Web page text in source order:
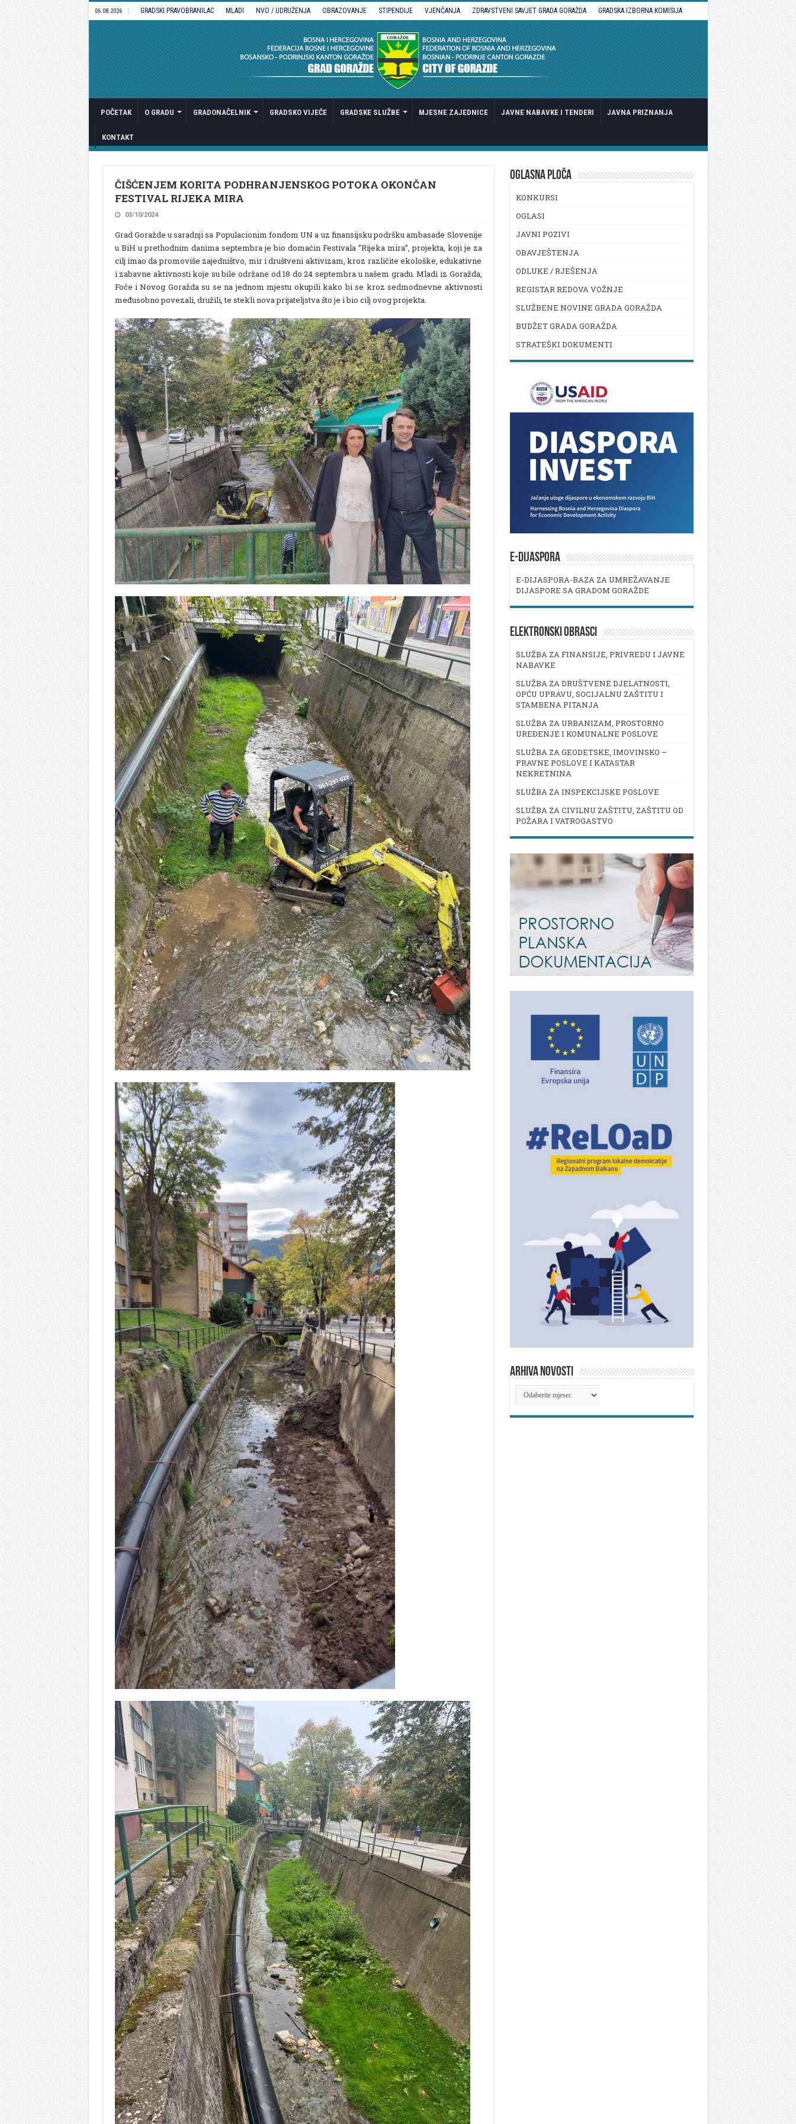
06.08.2026 GRADSKI PRAVOBRANILAC MLADI NVO / UDRUŽENJA OBRAZOVANJE STIPENDIJE VJENČANJA ZDRAVSTVENI SAVJET GRADA GORAŽDA GRADSKA IZBORNA KOMISIJA
POČETAK O GRADU GRADONAČELNIK GRADSKO VIJEĆE GRADSKE SLUŽBE MJESNE ZAJEDNICE JAVNE NABAVKE I TENDERI JAVNA PRIZNANJA
KONTAKT
ČIŠĆENJEM KORITA PODHRANJENSKOG POTOKA OKONČAN
FESTIVAL RIJEKA MIRA
03/10/2024
Grad Goražde u saradnji sa Populacionim fondom UN a uz finansijsku podršku ambasade Slovenije
u BiH u prethodnim danima septembra je bio domaćin Festivala ”Rijeka mira”, projekta, koji je za
cilj imao da promoviše zajedništvo, mir i društveni aktivizam, kroz različite ekološke, edukativne
i zabavne aktivnosti koje su bile održane od 18 do 24 septembra u našem gradu. Mladi iz Goražda,
Foče i Novog Goražda su se na jednom mjestu okupili kako bi se kroz sedmodnevne aktivnosti
međusobno povezali, družili, te stekli nova prijateljstva što je i bio cilj ovog projekta.
OGLASNA PLOČA
KONKURSI
OGLASI
JAVNI POZIVI
OBAVJEŠTENJA
ODLUKE / RJEŠENJA
REGISTAR REDOVA VOŽNJE
SLUŽBENE NOVINE GRADA GORAŽDA
BUDŽET GRADA GORAŽDA
STRATEŠKI DOKUMENTI
E-DIJASPORA
E-DIJASPORA-BAZA ZA UMREŽAVANJE
DIJASPORE SA GRADOM GORAŽDE
ELEKTRONSKI OBRASCI
SLUŽBA ZA FINANSIJE, PRIVREDU I JAVNE
NABAVKE
SLUŽBA ZA DRUŠTVENE DJELATNOSTI,
OPĆU UPRAVU, SOCIJALNU ZAŠTITU I
STAMBENA PITANJA
SLUŽBA ZA URBANIZAM, PROSTORNO
UREĐENJE I KOMUNALNE POSLOVE
SLUŽBA ZA GEODETSKE, IMOVINSKO –
PRAVNE POSLOVE I KATASTAR
NEKRETNINA
SLUŽBA ZA INSPEKCIJSKE POSLOVE
SLUŽBA ZA CIVILNU ZAŠTITU, ZAŠTITU OD
POŽARA I VATROGASTVO
ARHIVA NOVOSTI
ARHIVA
NOVOSTI